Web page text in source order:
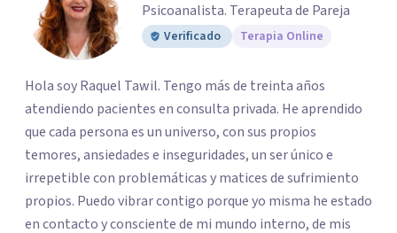
Psicoanalista. Terapeuta de Pareja
Verificado Terapia Online
Hola soy Raquel Tawil. Tengo más de treinta años
atendiendo pacientes en consulta privada. He aprendido
que cada persona es un universo, con sus propios
temores, ansiedades e inseguridades, un ser único e
irrepetible con problemáticas y matices de sufrimiento
propios. Puedo vibrar contigo porque yo misma he estado
en contacto y consciente de mi mundo interno, de mis